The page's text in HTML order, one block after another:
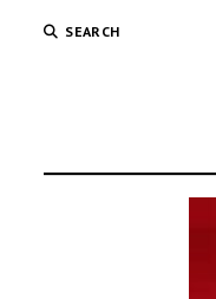
SEARCH